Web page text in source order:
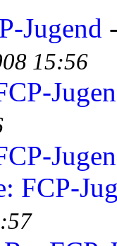
Jugend
15:56
FCP-